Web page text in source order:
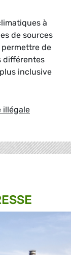
à
de sources
permettre de
différentes
inclusive
illégale